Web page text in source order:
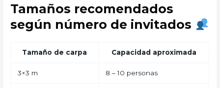
Tamaños recomendados
según número de invitados
Tamaño de carpa Capacidad aproximada
3×3 m 8 – 10 personas